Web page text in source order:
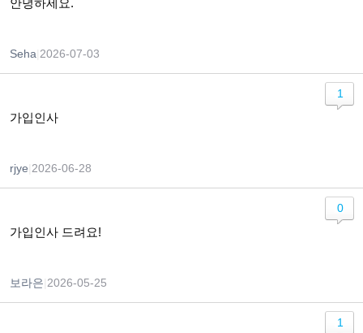
안녕하세요.
Seha 2026-07-03
가입인사
rjye 2026-06-28
1
가입인사 드려요!
보라은 2026-05-25
0
1